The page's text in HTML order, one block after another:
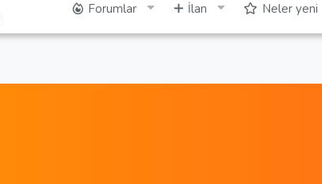
Forumlar İlan Neler yeni